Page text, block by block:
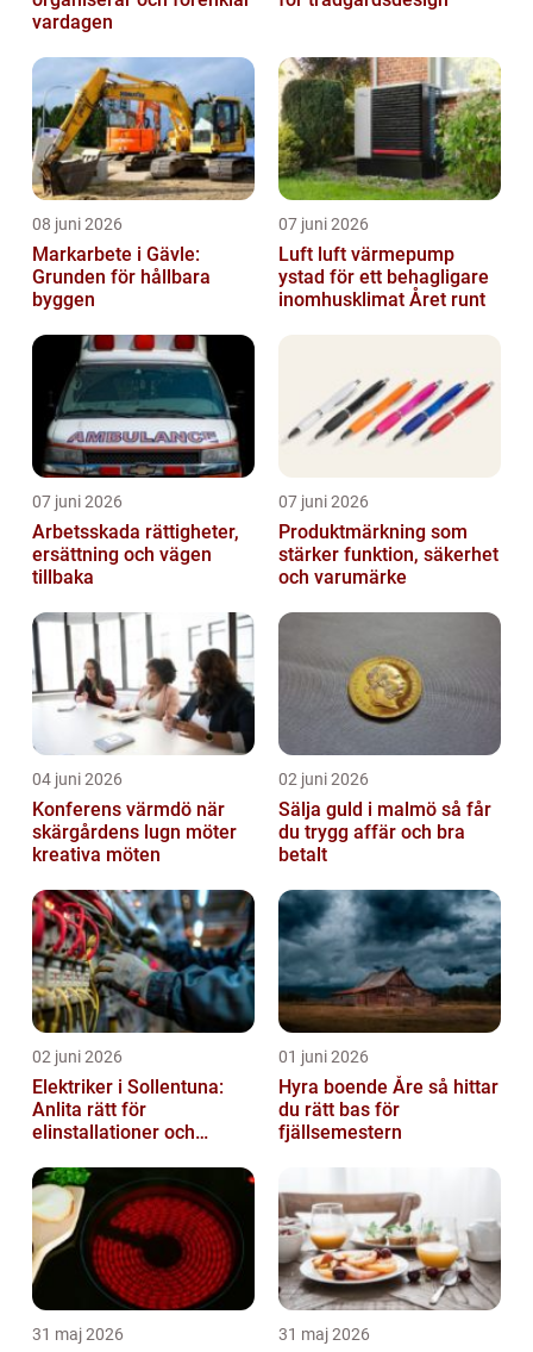
vardagen
08 juni 2026
Markarbete i Gävle:
Grunden för hållbara
byggen
07 juni 2026
Luft luft värmepump
ystad för ett behagligare
inomhusklimat Året runt
07 juni 2026
Arbetsskada rättigheter,
ersättning och vägen
tillbaka
07 juni 2026
Produktmärkning som
stärker funktion, säkerhet
och varumärke
04 juni 2026
Konferens värmdö när
skärgårdens lugn möter
kreativa möten
02 juni 2026
Sälja guld i malmö så får
du trygg affär och bra
betalt
02 juni 2026
Elektriker i Sollentuna:
Anlita rätt för
elinstallationer och
01 juni 2026
Hyra boende Åre så hittar
du rätt bas för
fjällsemestern
31 maj 2026 31 maj 2026